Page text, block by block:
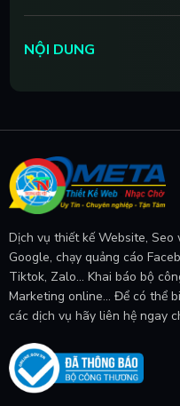
NỘI DUNG
Dịch vụ thiết kế Website, Seo
Google, chạy quảng cáo
Tiktok, Zalo... Khai báo bộ
Marketing online... Để có thể
các dịch vụ hãy liên hệ ngay